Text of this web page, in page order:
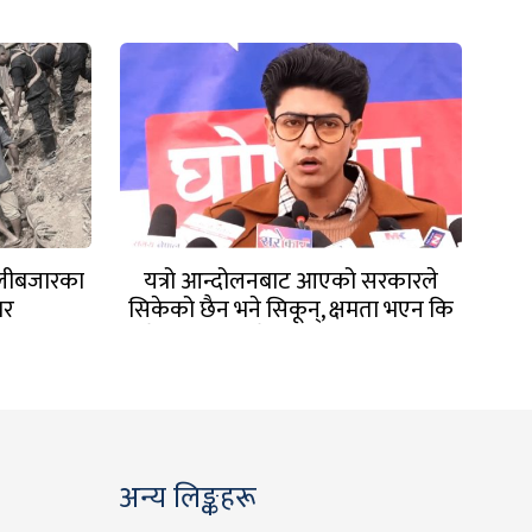
यत्रो आन्दोलनबाट आएको सरकारले
सिकेको छैन भने सिकून्, क्षमता भएन कि
अन्य लिङ्कहरू